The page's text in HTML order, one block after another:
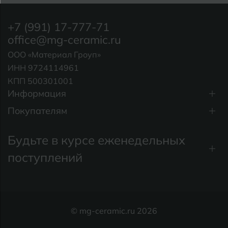
Информация
Покупателям
+7 (991) 17-777-71
office@mg-ceramic.ru
ООО «Материал Гроуп»
ИНН 9724114961
КПП 500301001
Будьте в курсе еженедельных
поступлений
© mg-ceramic.ru 2026